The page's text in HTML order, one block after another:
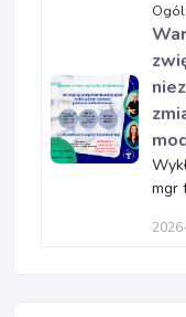
mgr